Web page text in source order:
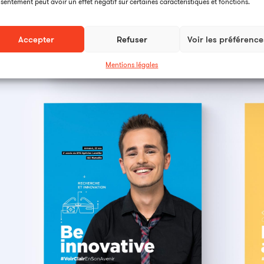
Accepter Refuser Voir les
Mentions légales